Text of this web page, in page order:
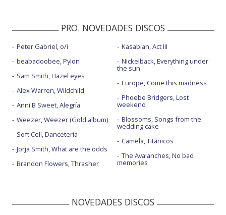
disco
PRO. NOVEDADES DISCOS
Peter Gabriel, o/i
beabadoobee, Pylon
Sam Smith, Hazel eyes
Alex Warren, Wildchild
Anni B Sweet, Alegría
Weezer, Weezer (Gold album)
Soft Cell, Danceteria
Jorja Smith, What are the odds
Brandon Flowers, Thrasher
Kasabian, Act III
Nickelback, Everything under
the sun
Europe, Come this madness
Phoebe Bridgers, Lost
weekend
Blossoms, Songs from the
wedding cake
Camela, Titánicos
The Avalanches, No bad
memories
NOVEDADES DISCOS